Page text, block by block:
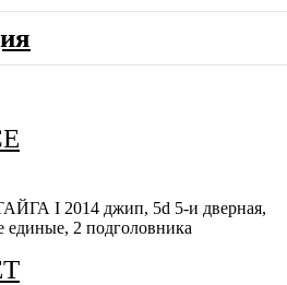
I 2014 джип, 5d 5-и дверная,
единые, 2 подголовника